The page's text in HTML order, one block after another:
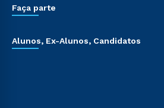
Faça parte
Alunos, Ex-Alunos, Candidatos